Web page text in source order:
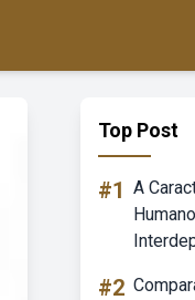
Top Post
#1 A
#2